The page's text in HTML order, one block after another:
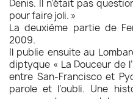
Denis. Il n’était pas
pour faire joli. »
La deuxième partie de
2009.
Il publie ensuite au
diptyque « La Douceur de
entre San-Francisco et
parole et l’oubli. Une